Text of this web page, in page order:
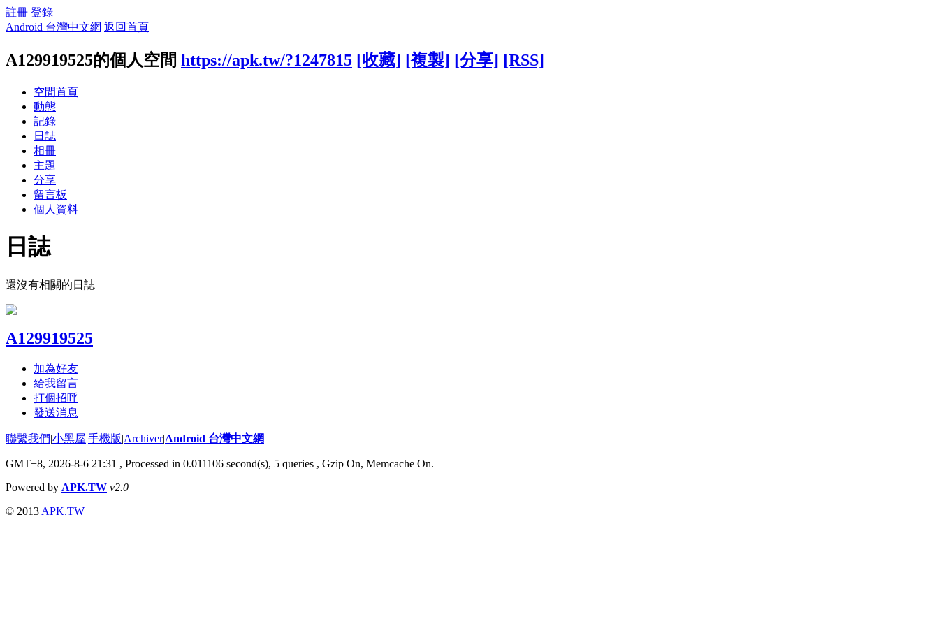
註冊 登錄
Android 台灣中文網 返回首頁
A129919525的個人空間 https://apk.tw/?1247815 [收藏] [複製] [分享] [RSS]
空間首頁
動態
記錄
日誌
相冊
主題
分享
留言板
個人資料
日誌
還沒有相關的日誌
A129919525
加為好友
給我留言
打個招呼
發送消息
聯繫我們|小黑屋|手機版|Archiver|Android 台灣中文網
GMT+8, 2026-8-6 21:31 , Processed in 0.011106 second(s), 5 queries , Gzip On, Memcache On.
Powered by APK.TW v2.0
© 2013 APK.TW